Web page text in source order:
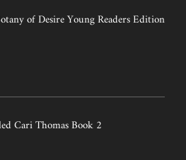
of Desire Young Readers Edition
Cari Thomas Book 2